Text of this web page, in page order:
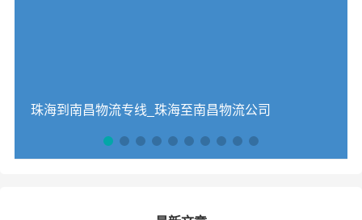
珠海到南昌物流专线_珠海至南昌物流公司